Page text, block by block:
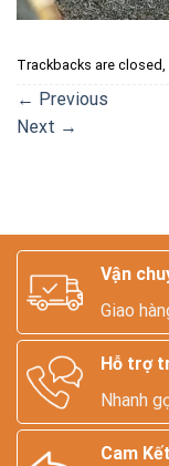
Trackbacks are closed,
← Previous
Next →
Vận
Giao
Hỗ trợ
Nhanh
Cam